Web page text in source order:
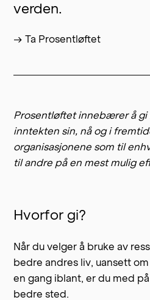
verden.
→ Ta Prosentløftet
Prosentløftet innebærer å gi
inntekten sin, nå og i
organisasjonene som til
til andre på en mest mulig
Hvorfor gi?
Når du velger å bruke av
bedre andres liv, uansett
en gang iblant, er du med
bedre sted.